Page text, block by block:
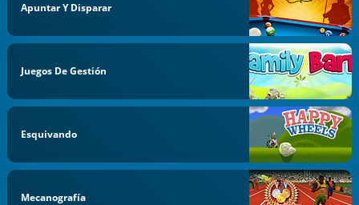
Apuntar Y Disparar
Juegos De Gestión
Esquivando
Mecanografía